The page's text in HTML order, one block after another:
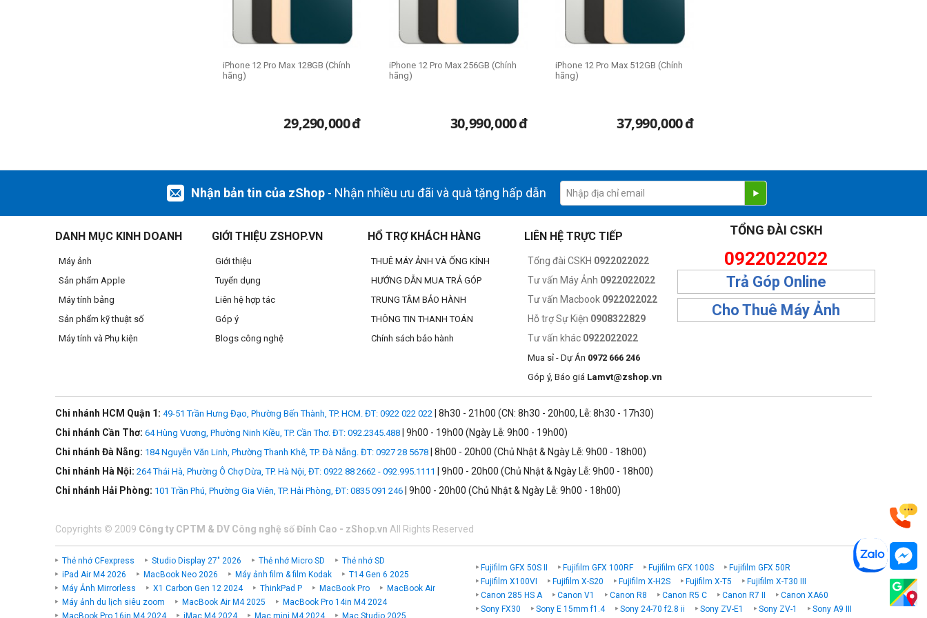
iPhone 12 Pro Max 128GB (Chính
hãng)
29,290,000đ
iPhone 12 Pro Max 256GB (Chính
hãng)
30,990,000đ
iPhone 12 Pro Max 512GB (Chính
hãng)
37,990,000đ
Nhận bản tin của zShop - Nhận nhiều ưu đãi và quà tặng hấp dẫn
DANH MỤC KINH DOANH
Máy ảnh
Sản phẩm Apple
Máy tính bảng
Sản phẩm kỹ thuật số
Máy tính và Phụ kiện
GIỚI THIỆU ZSHOP.VN
Giới thiệu
Tuyển dụng
Liên hệ hợp tác
Góp ý
Blogs công nghệ
HỔ TRỢ KHÁCH HÀNG
THUÊ MÁY ẢNH VÀ ỐNG KÍNH
HƯỚNG DẪN MUA TRẢ GÓP
TRUNG TÂM BẢO HÀNH
THÔNG TIN THANH TOÁN
Chính sách bảo hành
LIÊN HỆ TRỰC TIẾP
Tổng đài CSKH 0922022022
Tư vấn Máy Ảnh 0922022022
Tư vấn Macbook 0922022022
Hỗ trợ Sự Kiện 0908322829
Tư vấn khác 0922022022
Mua sỉ - Dự Án 0972 666 246
Góp ý, Báo giá Lamvt@zshop.vn
TỔNG ĐÀI CSKH
0922022022
Trả Góp Online
Cho Thuê Máy Ảnh
Chi nhánh HCM Quận 1: 49-51 Trần Hưng Đạo, Phường Bến Thành, TP. HCM. ĐT: 0922 022 022 | 8h30 - 21h00 (CN: 8h30 - 20h00, Lễ: 8h30 - 17h30)
Chi nhánh Cần Thơ: 64 Hùng Vương, Phường Ninh Kiều, TP. Cần Thơ. ĐT: 092.2345.488 | 9h00 - 19h00 (Ngày Lễ: 9h00 - 19h00)
Chi nhánh Đà Nẵng: 184 Nguyễn Văn Linh, Phường Thanh Khê, TP. Đà Nẵng. ĐT: 0927 28 5678 | 8h00 - 20h00 (Chủ Nhật & Ngày Lễ: 9h00 - 18h00)
Chi nhánh Hà Nội: 264 Thái Hà, Phường Ô Chợ Dừa, TP. Hà Nội, ĐT: 0922 88 2662 - 092.995.1111
| 9h00 - 20h00 (Chủ Nhật & Ngày Lễ: 9h00 - 18h00)
Chi nhánh Hải Phòng: 101 Trần Phú, Phường Gia Viên, TP. Hải Phòng, ĐT: 0835 091 246 | 9h00 - 20h00 (Chủ Nhật & Ngày Lễ: 9h00 - 18h00)
Copyrights © 2009 Công ty CPTM & DV Công nghệ số Đỉnh Cao - zShop.vn All Rights Reserved
Thẻ nhớ CFexpress Studio Display 27" 2026 Thẻ nhớ Micro SD
Thẻ nhớ SD
iPad Air M4 2026
MacBook Neo 2026 Máy ảnh film & film Kodak
T14 Gen 6 2025
Máy Ảnh Mirrorless
X1 Carbon Gen 12 2024 ThinkPad P MacBook Pro
MacBook Air
Máy ảnh du lịch siêu zoom
MacBook Air M4 2025
MacBook Pro 14in M4 2024
MacBook Pro 16in M4 2024
iMac M4 2024 Mac mini M4 2024 Mac Studio 2025
Fujifilm GFX 50S II Fujifilm GFX 100RF Fujifilm GFX 100S
Fujifilm GFX 50R
Fujifilm X100VI
Fujifilm X-S20 Fujifilm X-H2S Fujifilm X-T5
Fujifilm X-T30 III
Canon 285 HS A
Canon V1 Canon R8 Canon R5 C Canon R7 II
Canon XA60
Sony FX30
Sony E 15mm f1.4 Sony 24-70 f2.8 ii Sony ZV-E1 Sony ZV-1 Sony A9 III